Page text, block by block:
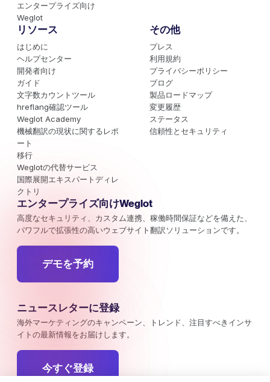
エンタープライズ向け
Weglot
リソース
はじめに
ヘルプセンター
開発者向け
ガイド
文字数カウントツール
hreflang確認ツール
Weglot Academy
機械翻訳の現状に関するレポ
ート
移行
Weglotの代替サービス
国際展開エキスパートディレ
クトリ
その他
プレス
利用規約
プライバシーポリシー
ブログ
製品ロードマップ
変更履歴
ステータス
信頼性とセキュリティ
エンタープライズ向けWeglot
高度なセキュリティ、カスタム連携、稼働時間保証などを備えた、
パワフルで拡張性の高いウェブサイト翻訳ソリューションです。
デモを予約
ニュースレターに登録
海外マーケティングのキャンペーン、トレンド、注目すべきインサ
イトの最新情報をお届けします。
今すぐ登録